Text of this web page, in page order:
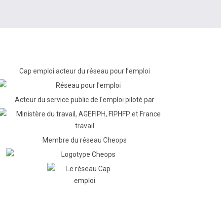
Cap emploi acteur du réseau pour l’emploi
Acteur du service public de l'emploi piloté par
Membre du réseau Cheops